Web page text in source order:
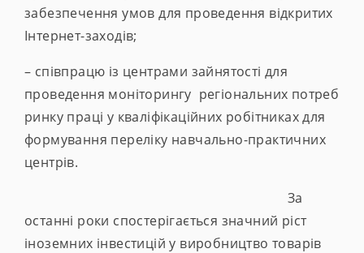
забезпечення умов для проведення відкритих
Інтернет-заходів;
– співпрацю із центрами зайнятості для
проведення моніторингу регіональних потреб
ринку праці у кваліфікаційних робітниках для
формування переліку навчально-практичних
центрів.
За
останні роки спостерігається значний ріст
іноземних інвестицій у виробництво товарів